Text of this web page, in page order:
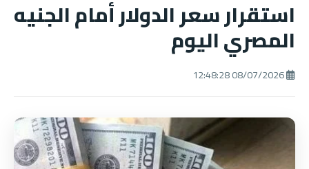
استقرار سعر الدولار أمام الجنيه
المصري اليوم